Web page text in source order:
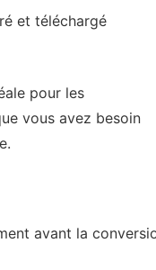
et téléchargé
pour les
vous avez besoin
avant la